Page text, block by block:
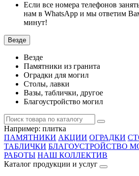
Если все номера телефонов
нам в WhatsApp и мы ответим
минут!
Везде
Везде
Памятники из гранита
Оградки для могил
Столы, лавки
Вазы, таблички, другое
Благоустройство могил
Например: плитка
ПАМЯТНИКИ АКЦИИ ОГРАДКИ
ТАБЛИЧКИ БЛАГОУСТРОЙСТВО
РАБОТЫ НАШ КОЛЛЕКТИВ
Каталог продукции и услуг